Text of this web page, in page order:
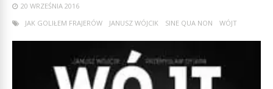
20 WRZEŚNIA 2016
JAK GOLIŁEM FRAJERÓW
JANUSZ WÓJCIK SINE QUA NON WÓJT